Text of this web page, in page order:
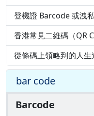
登機證 Barcode 或洩
香港常見二維碼（QR
從條碼上領略到的人生
bar code
Barcode